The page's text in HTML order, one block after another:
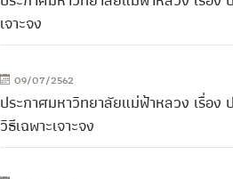
เจาะจง
09/07/2562
ประกาศมหาวิทยาลัยแม่ฟ้าหลวง เรื่อง
วิธีเฉพาะเจาะจง